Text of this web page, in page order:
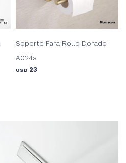
Soporte Para Rollo Dorado
A024a
USD 23